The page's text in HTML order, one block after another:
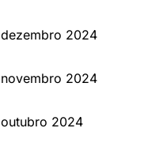
dezembro 2024
novembro 2024
outubro 2024